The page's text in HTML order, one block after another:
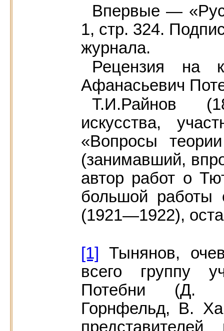
Впервые —
1, стр. 324.
журнала.
Рецензия на
Афанасьевич
Т.И.Райнов
искусства,
«Вопросы
(занимавший,
автор работ о
большой работы
(1921—1922),
[1]
Тынянов,
всего группу
Потебни (Д.
Горнфельд, В.